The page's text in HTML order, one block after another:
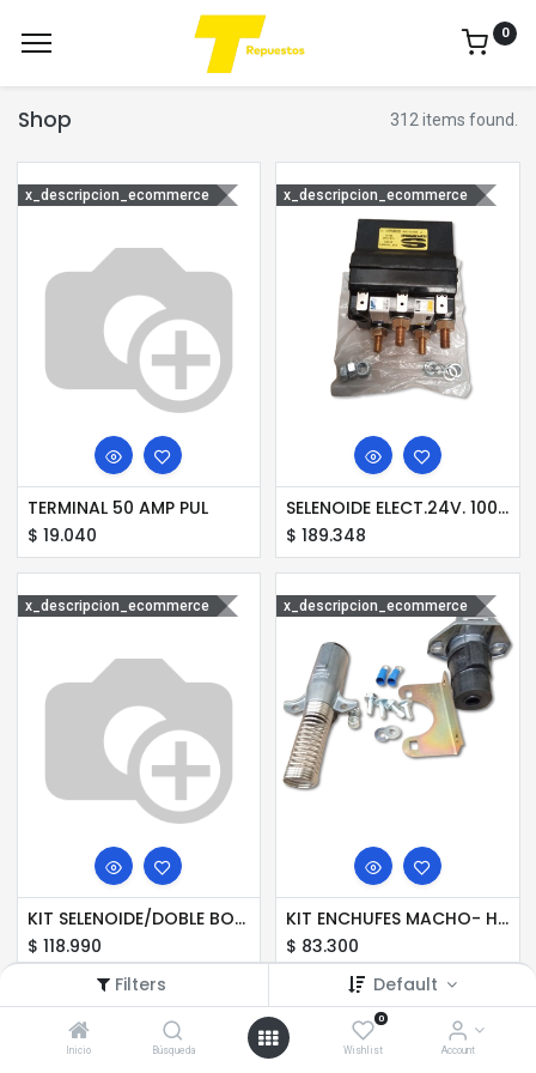
Filters Default
Inicio Búsqueda
0
Wishlist Account
0
Shop 312 items found.
TERMINAL 50 AMP PUL
$ 19.040
x_descripcion_ecommerce
SELENOIDE ELECT.24V. 100 AMP PULLTARP PUL
$ 189.348
x_descripcion_ecommerce
KIT SELENOIDE/DOBLE BOTON INT/CABLE PULLTARPS PUL
$ 118.990
x_descripcion_ecommerce
KIT ENCHUFES MACHO- HEMBRA PULL
$ 83.300
x_descripcion_ecommerce
x_descripcion_ecommerce